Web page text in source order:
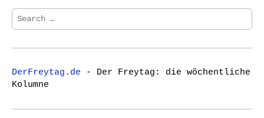
S
e
r
h
f
r
DerFreytag.de - Der Freytag: die wöchentliche
Kolumne